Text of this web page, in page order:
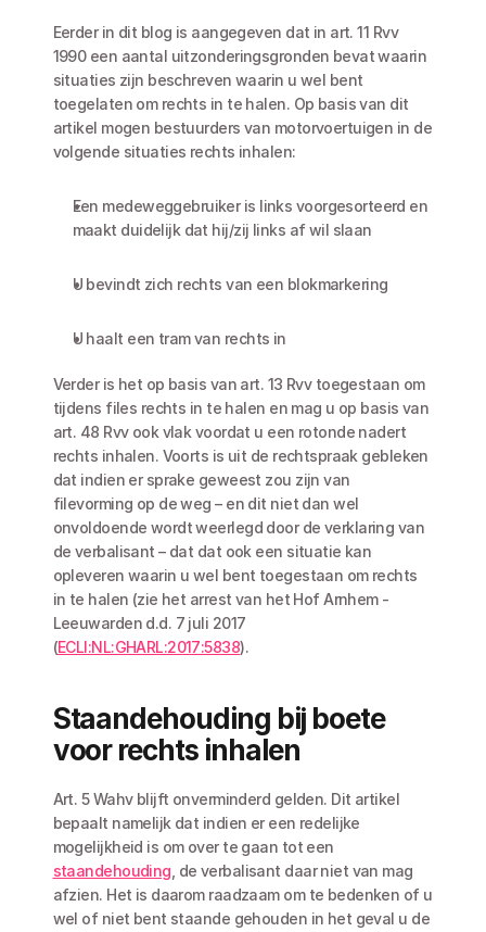
Eerder in dit blog is aangegeven dat in art. 11 Rvv
1990 een aantal uitzonderingsgronden bevat waarin
situaties zijn beschreven waarin u wel bent
toegelaten om rechts in te halen. Op basis van dit
artikel mogen bestuurders van motorvoertuigen in de
volgende situaties rechts inhalen:
Een medeweggebruiker is links voorgesorteerd en
maakt duidelijk dat hij/zij links af wil slaan
U bevindt zich rechts van een blokmarkering
U haalt een tram van rechts in
Verder is het op basis van art. 13 Rvv toegestaan om
tijdens files rechts in te halen en mag u op basis van
art. 48 Rvv ook vlak voordat u een rotonde nadert
rechts inhalen. Voorts is uit de rechtspraak gebleken
dat indien er sprake geweest zou zijn van
filevorming op de weg – en dit niet dan wel
onvoldoende wordt weerlegd door de verklaring van
de verbalisant – dat dat ook een situatie kan
opleveren waarin u wel bent toegestaan om rechts
in te halen (zie het arrest van het Hof Arnhem -
Leeuwarden d.d. 7 juli 2017
(ECLI:NL:GHARL:2017:5838).
Staandehouding bij boete
voor rechts inhalen
Art. 5 Wahv blijft onverminderd gelden. Dit artikel
bepaalt namelijk dat indien er een redelijke
staandehouding , de verbalisant daar niet van mag
afzien. Het is daarom raadzaam om te bedenken of u
wel of niet bent staande gehouden in het geval u de